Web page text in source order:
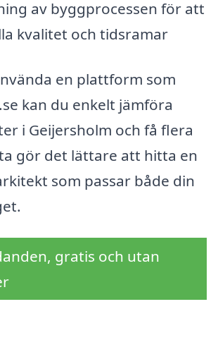
av byggprocessen för att
kvalitet och tidsramar
en plattform som
kan du enkelt jämföra
i Geijersholm och få flera
gör det lättare att hitta en
som passar både din
gratis och utan